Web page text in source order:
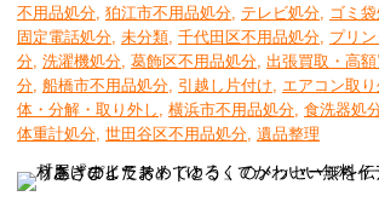
不用品処分, 狛江市不用品処分, テレビ処分, ゴミ
固定電話処分, 未分類, 千代田区不用品処分, プリ
分, 洗濯機処分, 葛飾区不用品処分, 出張買取・高額
分, 船橋市不用品処分, 引越し片付け, エアコン取り
体・分解・取り外し , 横浜市不用品処分, 食洗器処
体重計処分, 世田谷区不用品処分, 遺品整理